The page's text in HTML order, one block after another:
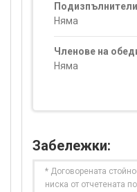
Подизпълнители
Няма
Членове на
Няма
Забележки:
* Договорената
ниска от отчетената